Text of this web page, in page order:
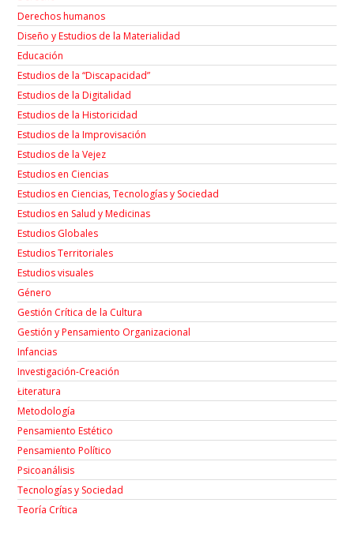
Derechos humanos
Diseño y Estudios de la Materialidad
Educación
Estudios de la “Discapacidad”
Estudios de la Digitalidad
Estudios de la Historicidad
Estudios de la Improvisación
Estudios de la Vejez
Estudios en Ciencias
Estudios en Ciencias, Tecnologías y Sociedad
Estudios en Salud y Medicinas
Estudios Globales
Estudios Territoriales
Estudios visuales
Género
Gestión Crítica de la Cultura
Gestión y Pensamiento Organizacional
Infancias
Investigación-Creación
Łiteratura
Metodología
Pensamiento Estético
Pensamiento Político
Psicoanálisis
Tecnologías y Sociedad
Teoría Crítica